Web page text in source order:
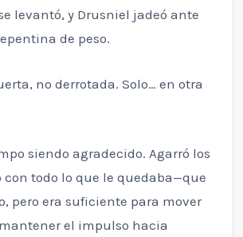
levantó, y Drusniel jadeó ante
de peso.
no derrotada. Solo… en otra
siendo agradecido. Agarró los
con todo lo que le quedaba—que
pero era suficiente para mover
el impulso hacia